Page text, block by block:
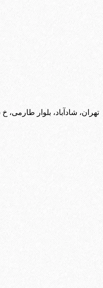
تهران، شادآباد، بلوار طارمی،